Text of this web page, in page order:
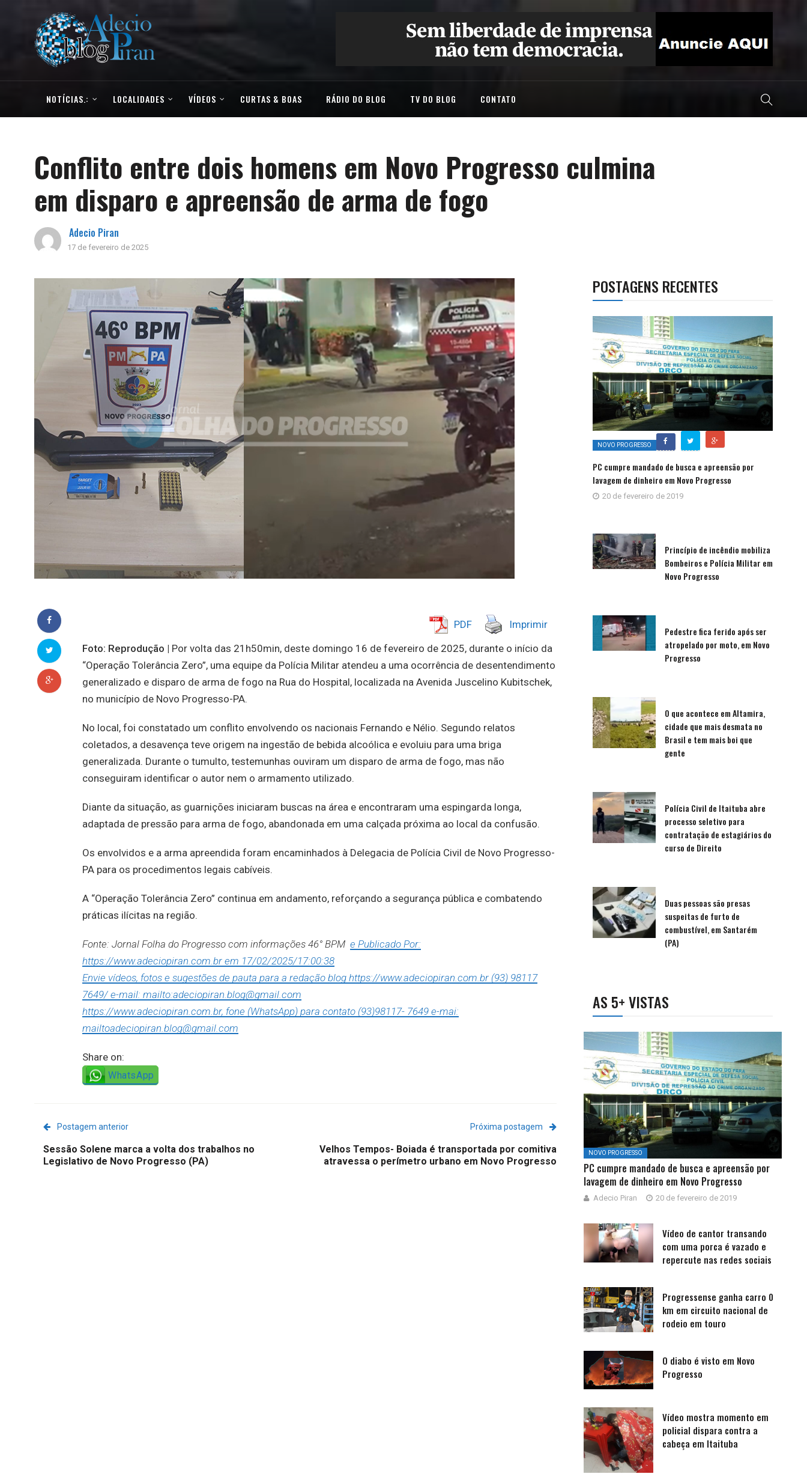
NOTÍCIAS.: LOCALIDADES VÍDEOS CURTAS & BOAS RÁDIO DO BLOG TV DO BLOG CONTATO
Conflito entre dois homens em Novo Progresso culmina
em disparo e apreensão de arma de fogo
Adecio Piran
17 de fevereiro de 2025
PDF Imprimir
Foto: Reprodução | Por volta das 21h50min, deste domingo 16 de fevereiro de 2025, durante o início da
“Operação Tolerância Zero”, uma equipe da Polícia Militar atendeu a uma ocorrência de desentendimento
generalizado e disparo de arma de fogo na Rua do Hospital, localizada na Avenida Juscelino Kubitschek,
no município de Novo Progresso-PA.
No local, foi constatado um conflito envolvendo os nacionais Fernando e Nélio. Segundo relatos
coletados, a desavença teve origem na ingestão de bebida alcoólica e evoluiu para uma briga
generalizada. Durante o tumulto, testemunhas ouviram um disparo de arma de fogo, mas não
conseguiram identificar o autor nem o armamento utilizado.
Diante da situação, as guarnições iniciaram buscas na área e encontraram uma espingarda longa,
adaptada de pressão para arma de fogo, abandonada em uma calçada próxima ao local da confusão.
Os envolvidos e a arma apreendida foram encaminhados à Delegacia de Polícia Civil de Novo Progresso-
PA para os procedimentos legais cabíveis.
A “Operação Tolerância Zero” continua em andamento, reforçando a segurança pública e combatendo
práticas ilícitas na região.
Fonte: Jornal Folha do Progresso com informações 46° BPM e Publicado Por:
https://www.adeciopiran.com.br em 17/02/2025/17:00:38
Envie vídeos, fotos e sugestões de pauta para a redação blog https://www.adeciopiran.com.br (93) 98117
7649/ e-mail: mailto:adeciopiran.blog@gmail.com
https://www.adeciopiran.com.br, fone (WhatsApp) para contato (93)98117- 7649 e-mai:
mailtoadeciopiran.blog@gmail.com
Share on:
WhatsApp
Postagem anterior
Sessão Solene marca a volta dos trabalhos no
Legislativo de Novo Progresso (PA)
Próxima postagem
Velhos Tempos- Boiada é transportada por comitiva
atravessa o perímetro urbano em Novo Progresso
POSTAGENS RECENTES
NOVO PROGRESSO
PC cumpre mandado de busca e apreensão por
lavagem de dinheiro em Novo Progresso
20 de fevereiro de 2019
Princípio de incêndio mobiliza
Bombeiros e Polícia Militar em
Novo Progresso
Pedestre fica ferido após ser
atropelado por moto, em Novo
Progresso
O que acontece em Altamira,
cidade que mais desmata no
Brasil e tem mais boi que
gente
Polícia Civil de Itaituba abre
processo seletivo para
contratação de estagiários do
curso de Direito
Duas pessoas são presas
suspeitas de furto de
combustível, em Santarém
(PA)
AS 5+ VISTAS
NOVO PROGRESSO
PC cumpre mandado de busca e apreensão por
lavagem de dinheiro em Novo Progresso
Adecio Piran 20 de fevereiro de 2019
Vídeo de cantor transando
com uma porca é vazado e
repercute nas redes sociais
Progressense ganha carro 0
km em circuito nacional de
rodeio em touro
O diabo é visto em Novo
Progresso
Vídeo mostra momento em
policial dispara contra a
cabeça em Itaituba